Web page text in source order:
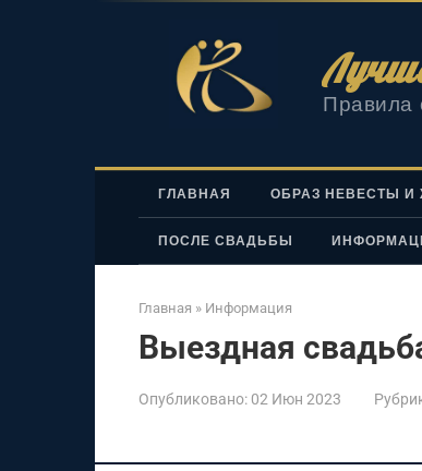
Правила
ГЛАВНАЯ ОБРАЗ НЕВЕСТЫ И
ПОСЛЕ СВАДЬБЫ
Главная » Информация
Выездная
Опубликовано: 02 Июн 2023